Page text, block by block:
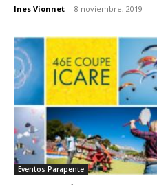
Ines Vionnet - 8 noviembre, 2019
Eventos Parapente